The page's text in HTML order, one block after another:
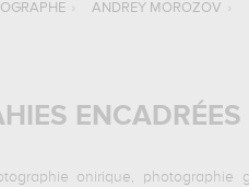
› ANDREY MOROZOV ›
ENCADRÉES
onirique,